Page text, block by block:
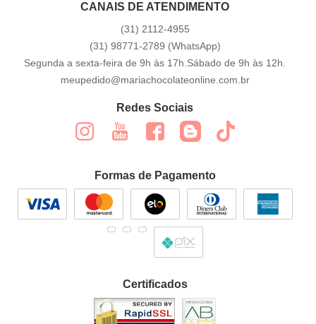
CANAIS DE ATENDIMENTO
(31) 2112-4955
(31) 98771-2789 (WhatsApp)
Segunda a sexta-feira de 9h às 17h.Sábado de 9h às 12h.
meupedido@mariachocolateonline.com.br
Redes Sociais
Formas de Pagamento
Certificados